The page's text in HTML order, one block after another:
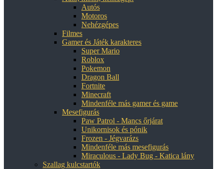
Autós
Motoros
Nehézgépes
Filmes
Gamer és Játék karakteres
Super Mario
Roblox
Pokemon
Dragon Ball
Fortnite
Minecraft
Mindenféle más gamer és game
Mesefigurás
Paw Patrol - Mancs őrjárat
Unikornisok és pónik
Frozen - Jégvarázs
Mindenféle más mesefigurás
Miraculous - Lady Bug - Katica lány
Szallag kulcstartók